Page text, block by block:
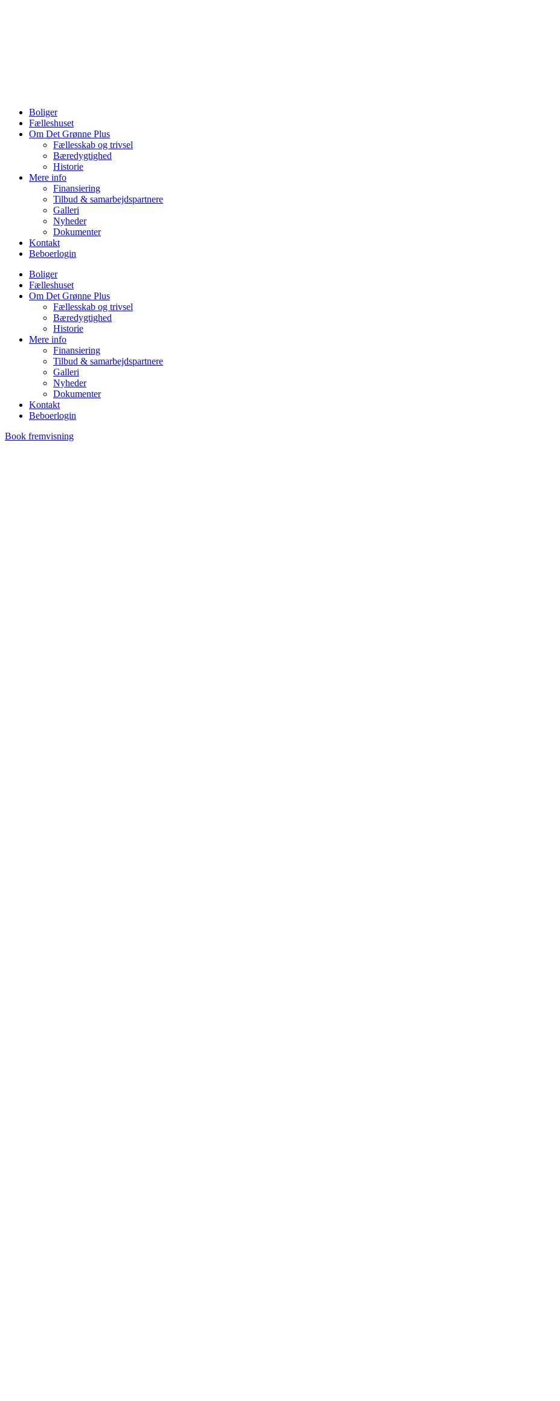
Boliger
Fælleshuset
Om Det Grønne Plus
Fællesskab og trivsel
Bæredygtighed
Historie
Mere info
Finansiering
Tilbud & samarbejdspartnere
Galleri
Nyheder
Dokumenter
Kontakt
Beboerlogin
Boliger
Fælleshuset
Om Det Grønne Plus
Fællesskab og trivsel
Bæredygtighed
Historie
Mere info
Finansiering
Tilbud & samarbejdspartnere
Galleri
Nyheder
Dokumenter
Kontakt
Beboerlogin
Book fremvisning